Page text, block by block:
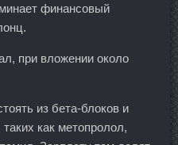
финансовый
при вложении около
из бета-блоков и
как метопролол,